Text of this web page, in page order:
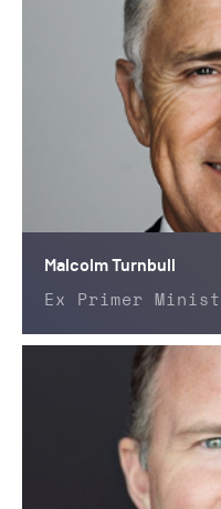
Malcolm Turnbull
Ex Primer